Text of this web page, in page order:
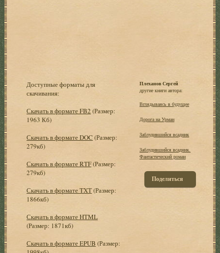
Доступные форматы для
скачивания:
Скачать в формате FB2 (Размер:
1963 Кб)
Скачать в формате DOC (Размер:
279кб)
Скачать в формате RTF(Размер:
279кб)
Скачать в формате TXT(Размер:
1866кб)
Скачать в формате HTML
(Размер: 1871кб)
Скачать в формате EPUB (Размер:
Плеханов Сергей
другие книги автора:
Вглядываясь в будущее
Дорога на Урман
Заблудившийся всадник
Заблудившийся всадник.
Фантастический роман
Поделиться